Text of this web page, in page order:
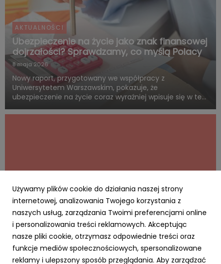
AKTUALNOŚCI
Ubezpieczenie na życie jako znak finansowej
dojrzałości? Sprawdzamy, co myślą Polacy
8 maja 2026
Nowy raport, przygotowany we współpracy z
Uniwersytetem Warszawskim, pokazuje, że
ubezpieczenie na życie coraz wyraźniej wpisuje się w ten
odpowiedzialność i rozsądne planowanie przyszłości.
AKTUALNOŚCI
Cyfrowy Biznes się opłaca – rusza
kampania MRiT i NASK dla MŚP. Za realizację
Używamy plików cookie do działania naszej strony
internetowej, analizowania Twojego korzystania z
naszych usług, zarządzania Twoimi preferencjami online
i personalizowania treści reklamowych. Akceptując
nasze pliki cookie, otrzymasz odpowiednie treści oraz
funkcje mediów społecznościowych, spersonalizowane
reklamy i ulepszony sposób przeglądania. Aby zarządzać